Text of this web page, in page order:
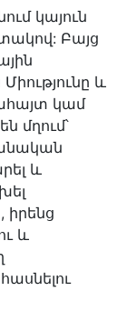
կայուն
Բայց
և
կամ
մղում՝
և
իրենց
և